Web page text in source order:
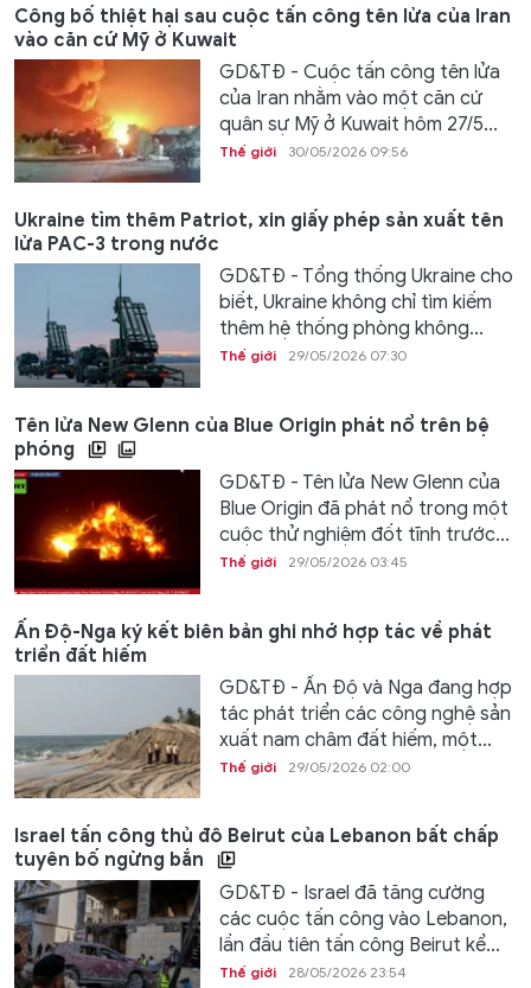
Công bố thiệt hại sau cuộc tấn công tên lửa của Iran
vào căn cứ Mỹ ở Kuwait
GD&TĐ - Cuộc tấn công tên lửa
của Iran nhằm vào một căn cứ
quân sự Mỹ ở Kuwait hôm 27/5...
Thế giới 30/05/2026 09:56
Ukraine tìm thêm Patriot, xin giấy phép sản xuất tên
lửa PAC-3 trong nước
GD&TĐ - Tổng thống Ukraine cho
biết, Ukraine không chỉ tìm kiếm
thêm hệ thống phòng không...
Thế giới 29/05/2026 07:30
Tên lửa New Glenn của Blue Origin phát nổ trên bệ
phóng
GD&TĐ - Tên lửa New Glenn của
Blue Origin đã phát nổ trong một
cuộc thử nghiệm đốt tĩnh trước...
Thế giới 29/05/2026 03:45
Ấn Độ-Nga ký kết biên bản ghi nhớ hợp tác về phát
triển đất hiếm
GD&TĐ - Ấn Độ và Nga đang hợp
tác phát triển các công nghệ sản
xuất nam châm đất hiếm, một...
Thế giới 29/05/2026 02:00
Israel tấn công thủ đô Beirut của Lebanon bất chấp
tuyên bố ngừng bắn
GD&TĐ - Israel đã tăng cường
các cuộc tấn công vào Lebanon,
lần đầu tiên tấn công Beirut kể...
Thế giới 28/05/2026 23:54